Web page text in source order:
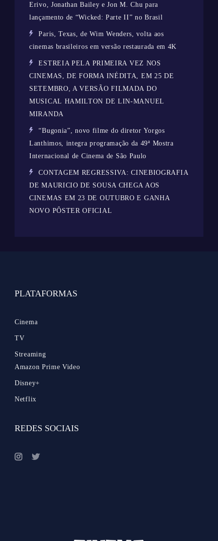
Erivo, Jonathan Bailey e Jon M. Chu para
lançamento de “Wicked: Parte II” no Brasil
Paris, Texas, de Wim Wenders, volta aos
cinemas brasileiros em versão restaurada em 4K
ESTREIA PELA PRIMEIRA VEZ NOS
CINEMAS, DE FORMA INÉDITA, EM 25 DE
SETEMBRO, A VERSÃO FILMADA DO
MUSICAL HAMILTON DE LIN-MANUEL
MIRANDA
“Bugonia”, novo filme do diretor Yorgos
Lanthimos, integra programação da 49ª Mostra
Internacional de Cinema de São Paulo
CONTAGEM REGRESSIVA: CINEBIOGRAFIA
DE MAURICIO DE SOUSA CHEGA AOS
CINEMAS EM 23 DE OUTUBRO E GANHA
NOVO PÔSTER OFICIAL
PLATAFORMAS
Cinema
TV
Streaming
Amazon Prime Video
Disney+
Netflix
REDES SOCIAIS